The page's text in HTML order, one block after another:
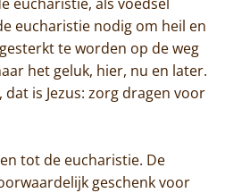
eucharistie nodig om heil en
te worden op de weg
het geluk, hier, nu en later.
is Jezus: zorg dragen voor
tot de eucharistie. De
geschenk voor